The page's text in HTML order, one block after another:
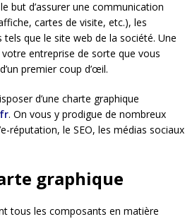
but d’assurer une communication
cartes de visite, etc.), les
que le site web de la société. Une
entreprise de sorte que vous
premier coup d’œil.
d’une charte graphique
. On vous y prodigue de nombreux
réputation, le SEO, les médias sociaux
graphique
tous les composants en matière